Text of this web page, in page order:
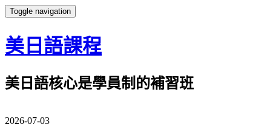
Toggle navigation
美日語課程
美日語核心是學員制的補習班
2026-07-03